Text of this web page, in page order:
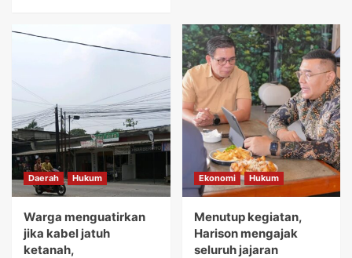
Daerah Hukum
Warga menguatirkan
jika kabel jatuh
ketanah,
Ekonomi Hukum
Menutup kegiatan,
Harison mengajak
seluruh jajaran